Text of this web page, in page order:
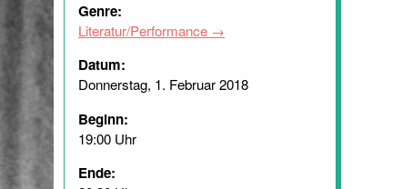
Genre:
Literatur/Performance
Datum:
Donnerstag, 1. Februar 2018
Beginn:
19:00 Uhr
Ende: